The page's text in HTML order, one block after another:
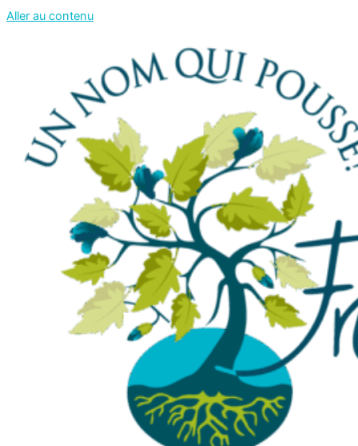
Aller au contenu